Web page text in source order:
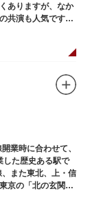
ありますが、なか
共演も人気です。
を屋外にした開放
ヒー片手にのんび
の「遊具広場」は
ーク」は、東京
中にあるガラス床
しんだり、隅田川
業時に合わせて、
した歴史ある駅で
また東北、上・信
京の「北の玄関